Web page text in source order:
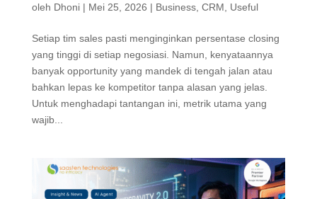
oleh Dhoni| Mei 25, 2026 | Business, CRM Useful
Setiap tim sales pasti menginginkan persentase closing
yang tinggi di setiap negosiasi. Namun, kenyataannya
banyak opportunity yang mandek di tengah jalan atau
bahkan lepas ke kompetitor tanpa alasan yang jelas.
Untuk menghadapi tantangan ini, metrik utama yang
wajib...